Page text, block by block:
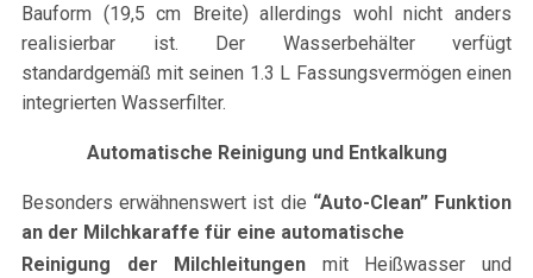
Bauform (19,5 cm Breite) allerdings wohl nicht anders
realisierbar ist. Der Wasserbehälter verfügt
standardgemäß mit seinen 1.3 L Fassungsvermögen einen
integrierten Wasserfilter.
Automatische Reinigung und Entkalkung
Besonders erwähnenswert ist die “Auto-Clean” Funktion
an der Milchkaraffe für eine automatische
Reinigung der Milchleitungen mit Heißwasser und